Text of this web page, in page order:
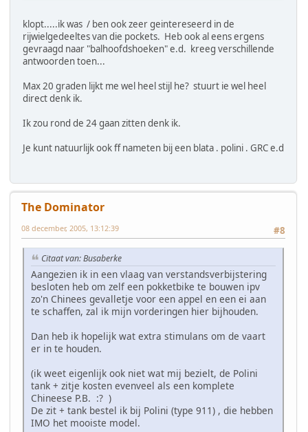
klopt.....ik was / ben ook zeer geintereseerd in de
rijwielgedeeltes van die pockets. Heb ook al eens ergens
gevraagd naar "balhoofdshoeken" e.d. kreeg verschillende
antwoorden toen...
Max 20 graden lijkt me wel heel stijl he? stuurt ie wel heel
direct denk ik.
Ik zou rond de 24 gaan zitten denk ik.
Je kunt natuurlijk ook ff nameten bij een blata . polini . GRC e.d
The Dominator
#8
08 december, 2005, 13:12:39
Citaat van: Busaberke
Aangezien ik in een vlaag van verstandsverbijstering
besloten heb om zelf een pokketbike te bouwen ipv
zo'n Chinees gevalletje voor een appel en een ei aan
te schaffen, zal ik mijn vorderingen hier bijhouden.
Dan heb ik hopelijk wat extra stimulans om de vaart
er in te houden.
(ik weet eigenlijk ook niet wat mij bezielt, de Polini
tank + zitje kosten evenveel als een komplete
Chineese P.B. :? )
De zit + tank bestel ik bij Polini (type 911) , die hebben
IMO het mooiste model.